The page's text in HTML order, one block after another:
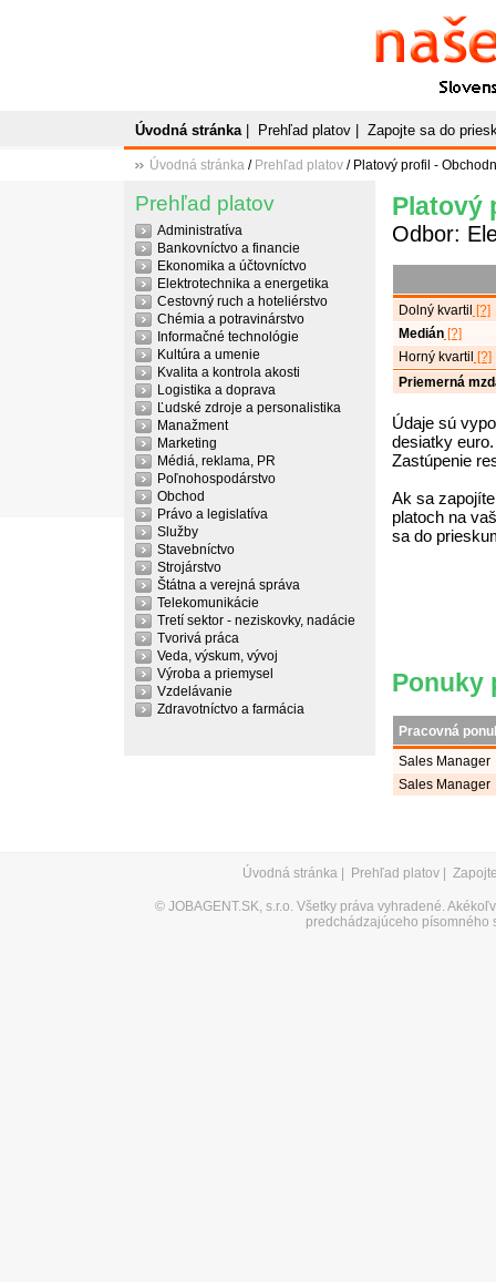
Naše
Slovenský
Úvodná stránka| Prehľad platov Zapojte sa do
Úvodná stránka / Prehľad platov / Platový profil -
Prehľad platov
Administratíva
Bankovníctvo a financie
Ekonomika a účtovníctvo
Elektrotechnika a energetika
Cestovný ruch a hoteliérstvo
Chémia a potravinárstvo
Informačné technológie
Kultúra a umenie
Kvalita a kontrola akosti
Logistika a doprava
Ľudské zdroje a personalistika
Manažment
Marketing
Médiá, reklama, PR
Poľnohospodárstvo
Obchod
Právo a legislatíva
Služby
Stavebníctvo
Strojárstvo
Štátna a verejná správa
Telekomunikácie
Tretí sektor - neziskovky, nadácie
Tvorivá práca
Veda, výskum, vývoj
Výroba a priemysel
Vzdelávanie
Zdravotníctvo a farmácia
Platový
Odbor:
Dolný kvartil
[?]
Medián[?]
Horný kvartil
[?]
Priemerná
Údaje sú
desiatky euro.
Zastúpenie
Ak sa
platoch na
sa do
Ponuky
Pracovná
Sales Manager
Sales Manager
Úvodná stránka | Prehľad platov |
© JOBAGENT.SK, s.r.o. Všetky práva vyhradené.
predchádzajúceho písomného